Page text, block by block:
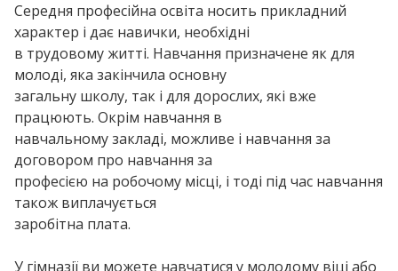
Середня професійна освіта носить прикладний
характер і дає навички, необхідні
в трудовому житті. Навчання призначене як для
молоді, яка закінчила основну
загальну школу, так і для дорослих, які вже
працюють. Окрім навчання в
навчальному закладі, можливе і навчання за
договором про навчання за
професією на робочому місці, і тоді під час навчання
також виплачується
заробітна плата.
У гімназії ви можете навчатися у молодому віці або